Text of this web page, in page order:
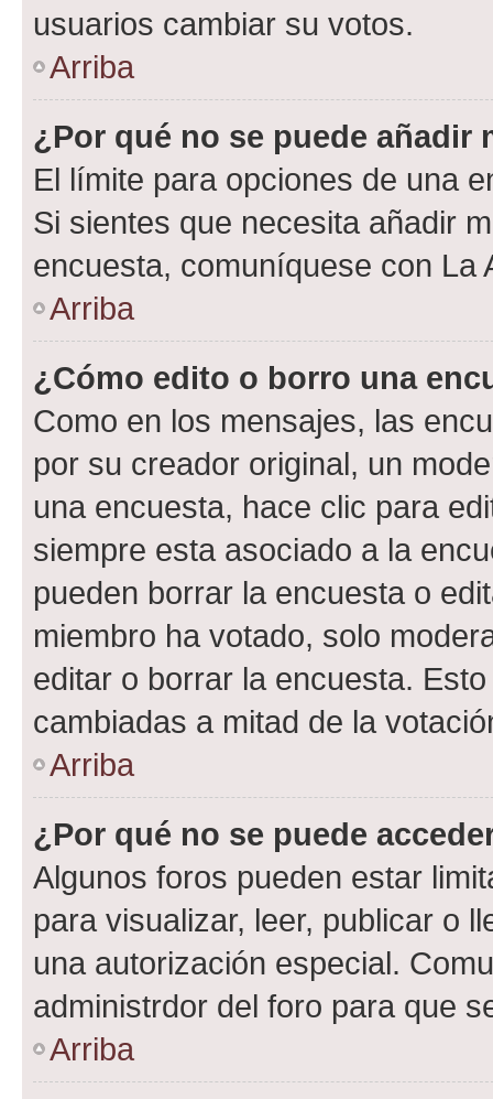
usuarios cambiar su votos.
Arriba
¿Por qué no se puede añadir
El límite para opciones de una
Si sientes que necesita añadir
encuesta, comuníquese con La
Arriba
¿Cómo edito o borro una
Como en los mensajes, las
por su creador original, un
una encuesta, hace clic para
siempre esta asociado a la
pueden borrar la encuesta o
miembro ha votado, solo
editar o borrar la encuesta.
cambiadas a mitad de la
Arriba
¿Por qué no se puede
Algunos foros pueden estar
para visualizar, leer, publicar o
una autorización especial.
administrdor del foro para que
Arriba